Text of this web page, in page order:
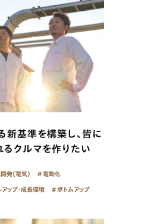
新基準を構築し、皆に
るクルマを作りたい
発（電気） 電動化
アップ・成長環境 ボトムアップ